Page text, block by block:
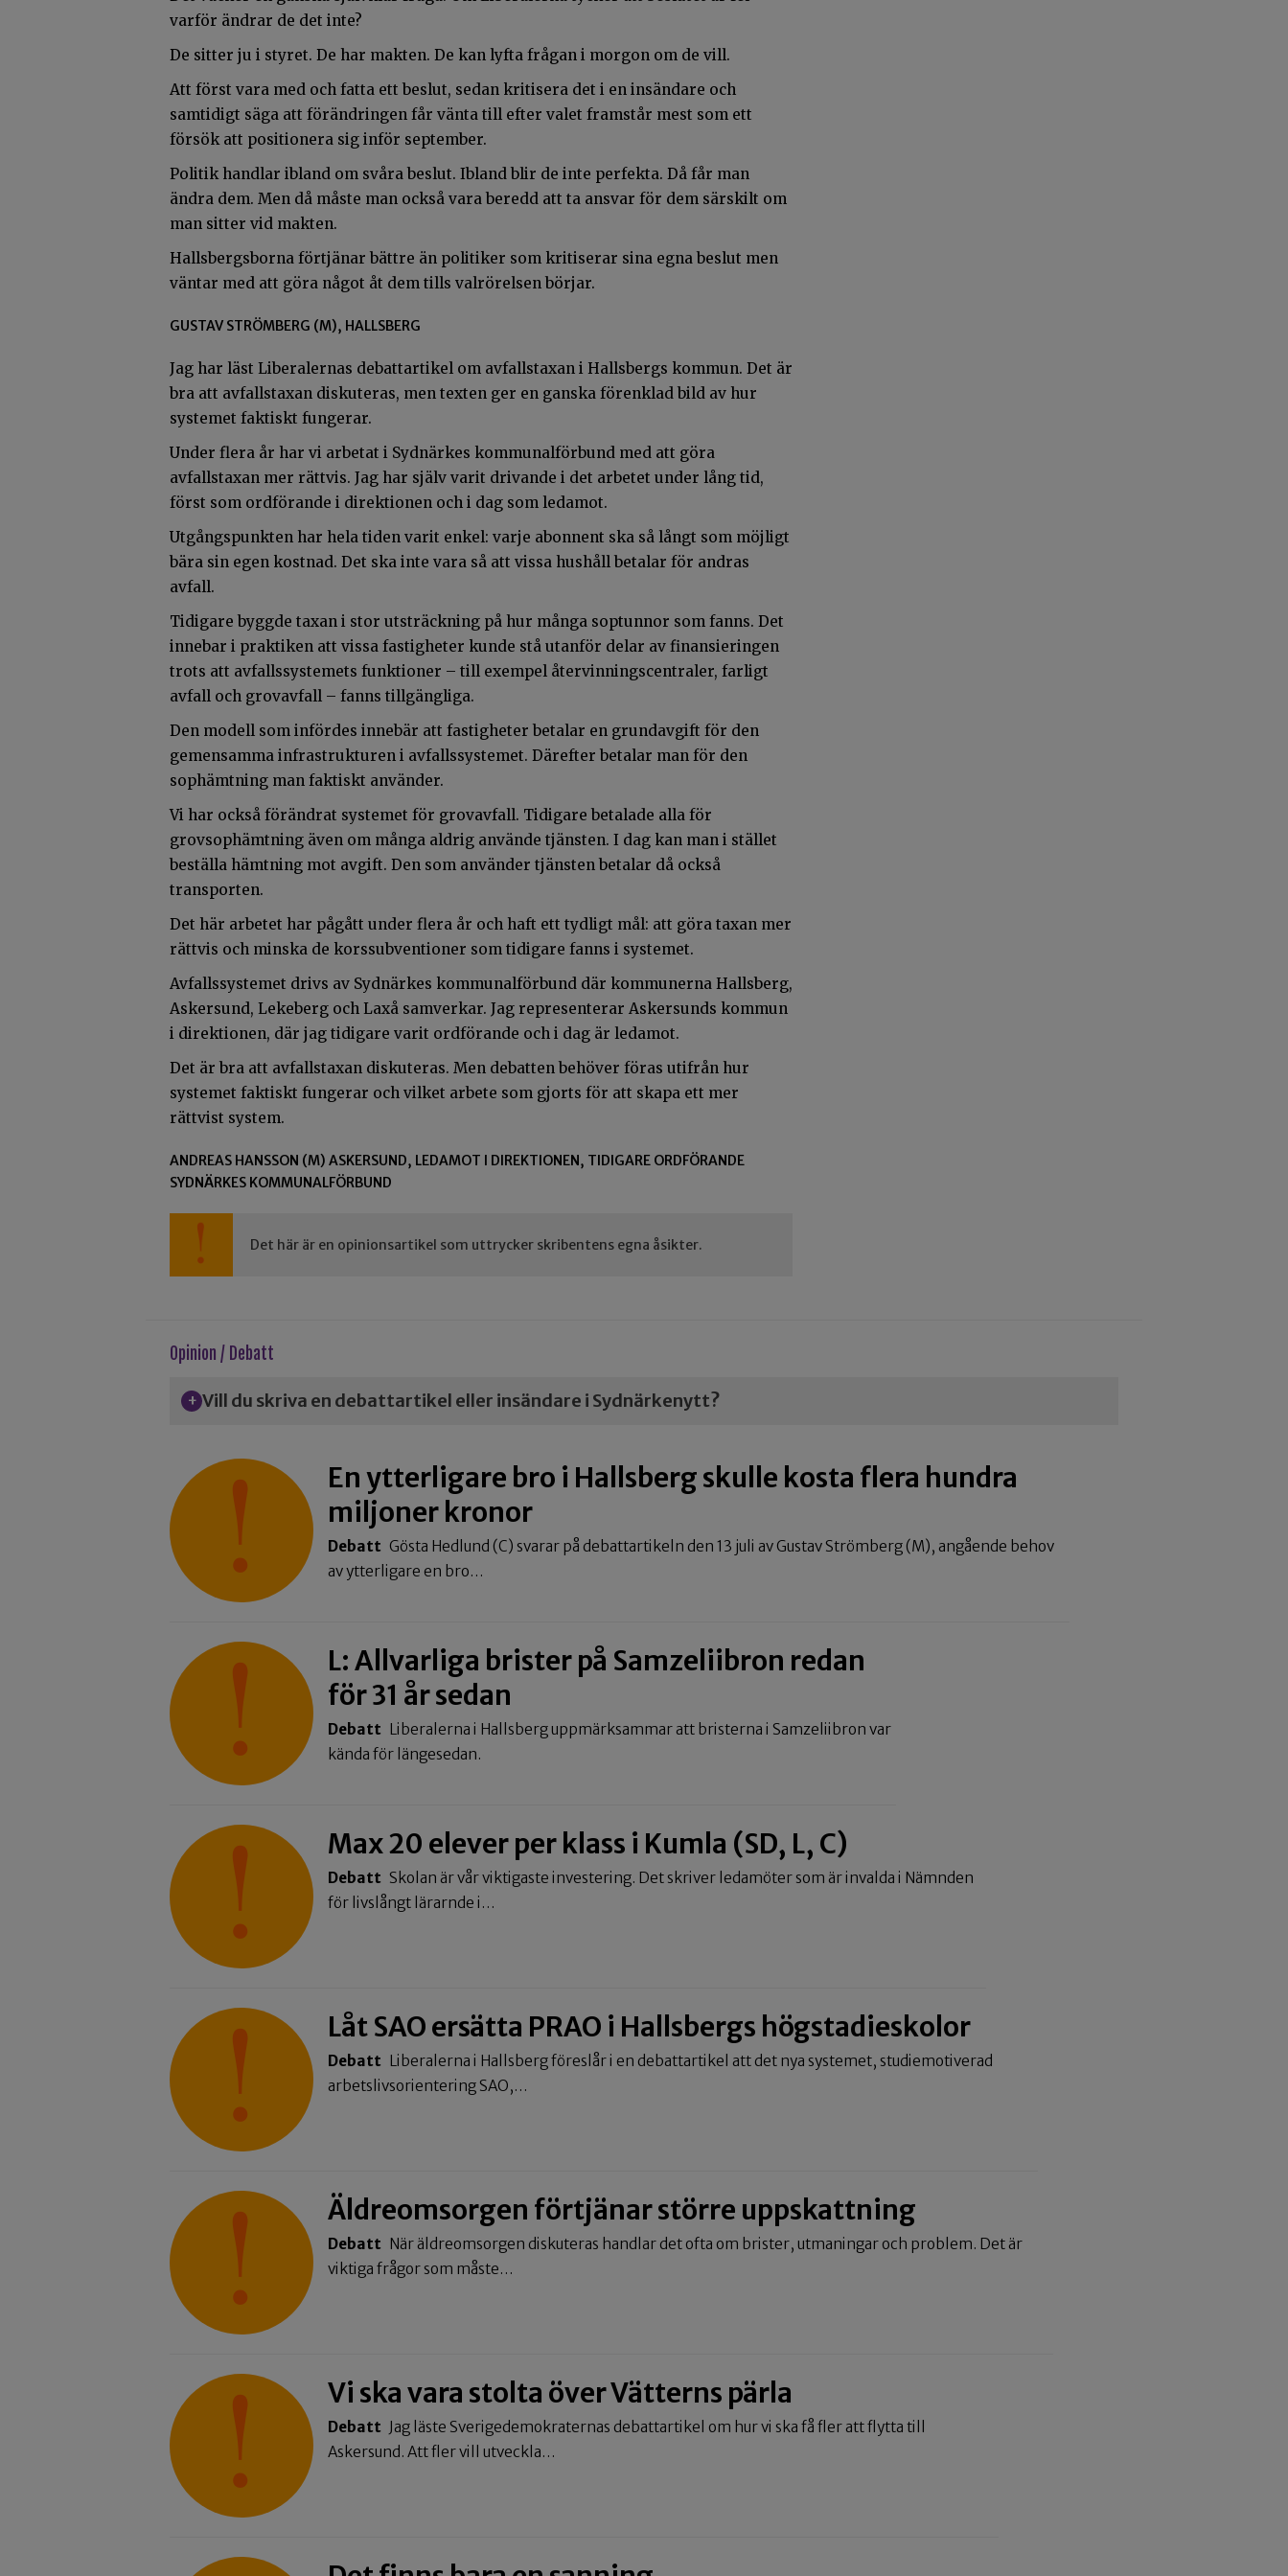
varför ändrar de det inte?
De sitter ju i styret. De har makten. De kan lyfta frågan i morgon om de vill.
Att först vara med och fatta ett beslut, sedan kritisera det i en insändare och
samtidigt säga att förändringen får vänta till efter valet framstår mest som ett
försök att positionera sig inför september.
Politik handlar ibland om svåra beslut. Ibland blir de inte perfekta. Då får man
ändra dem. Men då måste man också vara beredd att ta ansvar för dem särskilt om
man sitter vid makten.
Hallsbergsborna förtjänar bättre än politiker som kritiserar sina egna beslut men
väntar med att göra något åt dem tills valrörelsen börjar.
GUSTAV STRÖMBERG (M), HALLSBERG
Jag har läst Liberalernas debattartikel om avfallstaxan i Hallsbergs kommun. Det är
bra att avfallstaxan diskuteras, men texten ger en ganska förenklad bild av hur
systemet faktiskt fungerar.
Under flera år har vi arbetat i Sydnärkes kommunalförbund med att göra
avfallstaxan mer rättvis. Jag har själv varit drivande i det arbetet under lång tid,
först som ordförande i direktionen och i dag som ledamot.
Utgångspunkten har hela tiden varit enkel: varje abonnent ska så långt som möjligt
bära sin egen kostnad. Det ska inte vara så att vissa hushåll betalar för andras
avfall.
Tidigare byggde taxan i stor utsträckning på hur många soptunnor som fanns. Det
innebar i praktiken att vissa fastigheter kunde stå utanför delar av finansieringen
trots att avfallssystemets funktioner – till exempel återvinningscentraler, farligt
avfall och grovavfall – fanns tillgängliga.
Den modell som infördes innebär att fastigheter betalar en grundavgift för den
gemensamma infrastrukturen i avfallssystemet. Därefter betalar man för den
sophämtning man faktiskt använder.
Vi har också förändrat systemet för grovavfall. Tidigare betalade alla för
grovsophämtning även om många aldrig använde tjänsten. I dag kan man i stället
beställa hämtning mot avgift. Den som använder tjänsten betalar då också
transporten.
Det här arbetet har pågått under flera år och haft ett tydligt mål: att göra taxan mer
rättvis och minska de korssubventioner som tidigare fanns i systemet.
Avfallssystemet drivs av Sydnärkes kommunalförbund där kommunerna Hallsberg,
Askersund, Lekeberg och Laxå samverkar. Jag representerar Askersunds kommun
i direktionen, där jag tidigare varit ordförande och i dag är ledamot.
Det är bra att avfallstaxan diskuteras. Men debatten behöver föras utifrån hur
systemet faktiskt fungerar och vilket arbete som gjorts för att skapa ett mer
rättvist system.
ANDREAS HANSSON (M) ASKERSUND, LEDAMOT I DIREKTIONEN, TIDIGARE ORDFÖRANDE
SYDNÄRKES KOMMUNALFÖRBUND
Det här är en opinionsartikel som uttrycker skribentens egna åsikter.
Opinion / Debatt
Vill du skriva en debattartikel eller insändare i Sydnärkenytt?
En ytterligare bro i Hallsberg skulle kosta flera hundra
miljoner kronor
Debatt Gösta Hedlund (C) svarar på debattartikeln den 13 juli av Gustav Strömberg (M), angående behov
av ytterligare en bro…
L: Allvarliga brister på Samzeliibron redan
för 31 år sedan
Debatt
Liberalerna i Hallsberg uppmärksammar att bristerna i Samzeliibron var
kända för längesedan.
Max 20 elever per klass i Kumla (SD, L, C)
Debatt Skolan är vår viktigaste investering. Det skriver ledamöter som är invalda i Nämnden
för livslångt lärarnde i…
Låt SAO ersätta PRAO i Hallsbergs högstadieskolor
Debatt
Liberalerna i Hallsberg föreslår i en debattartikel att det nya systemet, studiemotiverad
arbetslivsorientering SAO,…
Äldreomsorgen förtjänar större uppskattning
Debatt
När äldreomsorgen diskuteras handlar det ofta om brister, utmaningar och problem. Det är
viktiga frågor som måste…
Vi ska vara stolta över Vätterns pärla
Debatt Jag läste Sverigedemokraternas debattartikel om hur vi ska få fler att flytta till
Askersund. Att fler vill utveckla…